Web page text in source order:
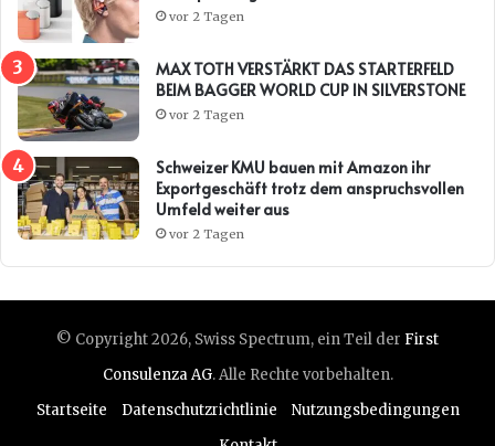
vor 2 Tagen
MAX TOTH VERSTÄRKT DAS STARTERFELD
BEIM BAGGER WORLD CUP IN SILVERSTONE
vor 2 Tagen
Schweizer KMU bauen mit Amazon ihr
Exportgeschäft trotz dem anspruchsvollen
Umfeld weiter aus
vor 2 Tagen
© Copyright 2026, Swiss Spectrum, ein Teil der First
Consulenza AG. Alle Rechte vorbehalten.
Startseite
Datenschutzrichtlinie
Nutzungsbedingungen